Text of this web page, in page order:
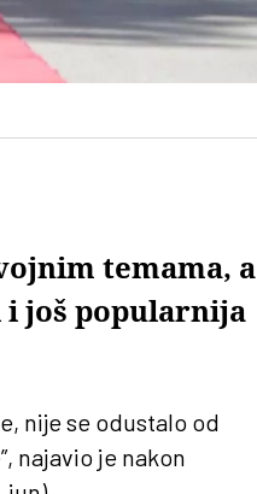
temama, a
još popularnija
nije se odustalo od
najavio je nakon